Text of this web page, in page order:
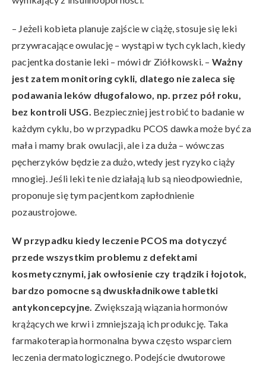
– Jeżeli kobieta planuje zajście w ciążę, stosuje się leki
przywracające owulację – wystąpi w tych cyklach, kiedy
pacjentka dostanie leki – mówi dr Ziółkowski. – Ważny
jest zatem monitoring cykli, dlatego nie zaleca się
podawania leków długofalowo, np. przez pół roku,
bez kontroli USG. Bezpieczniej jest robić to badanie w
każdym cyklu, bo w przypadku PCOS dawka może być za
mała i mamy brak owulacji, ale i za duża – wówczas
pęcherzyków będzie za dużo, wtedy jest ryzyko ciąży
mnogiej. Jeśli leki te nie działają lub są nieodpowiednie,
proponuje się tym pacjentkom zapłodnienie
pozaustrojowe.
W przypadku kiedy leczenie PCOS ma dotyczyć
przede wszystkim problemu z defektami
kosmetycznymi, jak owłosienie czy trądzik i łojotok,
bardzo pomocne są dwuskładnikowe tabletki
antykoncepcyjne. Zwiększają wiązania hormonów
krążących we krwi i zmniejszają ich produkcję. Taka
farmakoterapia hormonalna bywa często wsparciem
leczenia dermatologicznego. Podejście dwutorowe